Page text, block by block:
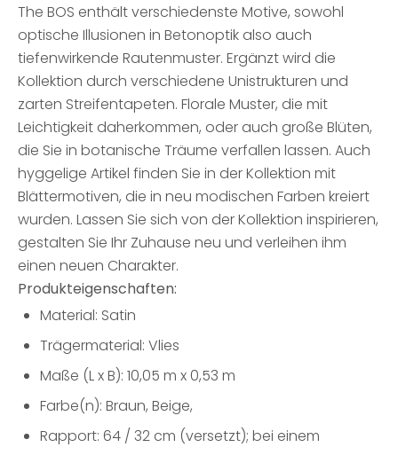
The BOS enthält verschiedenste Motive, sowohl
optische Illusionen in Betonoptik also auch
tiefenwirkende Rautenmuster. Ergänzt wird die
Kollektion durch verschiedene Unistrukturen und
zarten Streifentapeten. Florale Muster, die mit
Leichtigkeit daherkommen, oder auch große Blüten,
die Sie in botanische Träume verfallen lassen. Auch
hyggelige Artikel finden Sie in der Kollektion mit
Blättermotiven, die in neu modischen Farben kreiert
wurden. Lassen Sie sich von der Kollektion inspirieren,
gestalten Sie Ihr Zuhause neu und verleihen ihm
einen neuen Charakter.
Produkteigenschaften:
Material: Satin
Trägermaterial: Vlies
Maße (L x B): 10,05 m x 0,53 m
Farbe(n): Braun, Beige,
Rapport: 64 / 32 cm (versetzt); bei einem